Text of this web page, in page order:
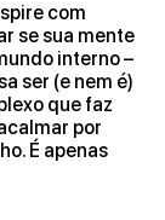
com
se sua mente
interno –
ser (e nem é)
que faz
por
É apenas